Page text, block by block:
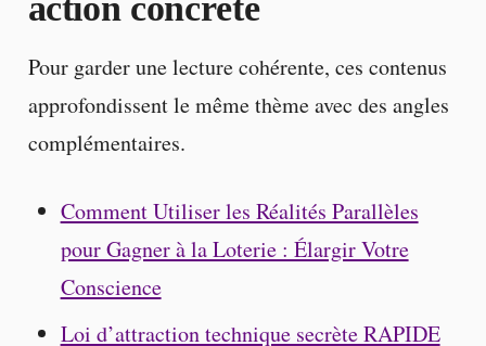
Pour garder une lecture cohérente, ces contenus
approfondissent le même thème avec des angles
complémentaires.
Comment Utiliser les Réalités Parallèles
pour Gagner à la Loterie : Élargir Votre
Conscience
Loi d’attraction technique secrète RAPIDE